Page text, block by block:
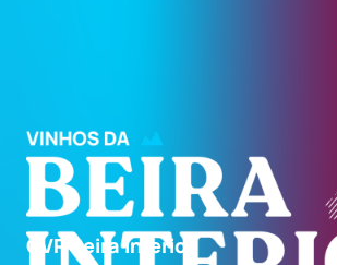
CVR Beira Interior